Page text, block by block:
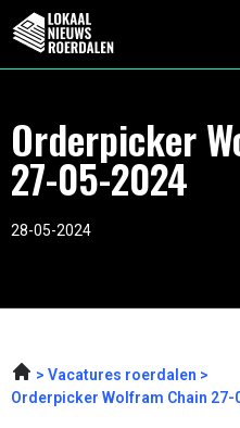
Orderpicker
27-05-2024
28-05-2024
Vacatures roerdalen
Orderpicker Wolfram Chain 27-